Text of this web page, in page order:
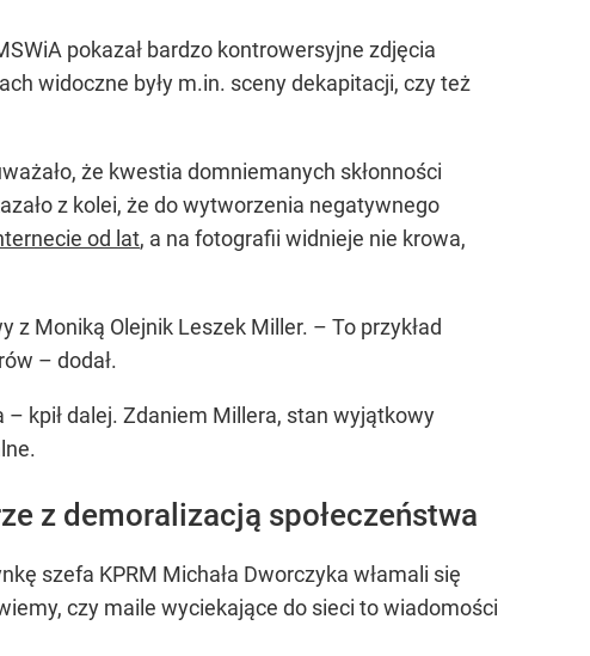
pokazał bardzo kontrowersyjne zdjęcia
widoczne były m.in. sceny dekapitacji, czy też
że kwestia domniemanych skłonności
z kolei, że do wytworzenia negatywnego
od lat, a na fotografii widnieje nie krowa,
Moniką Olejnik Leszek Miller. – To przykład
– dodał.
kpił dalej. Zdaniem Millera, stan wyjątkowy
z demoralizacją społeczeństwa
szefa KPRM Michała Dworczyka włamali się
czy maile wyciekające do sieci to wiadomości